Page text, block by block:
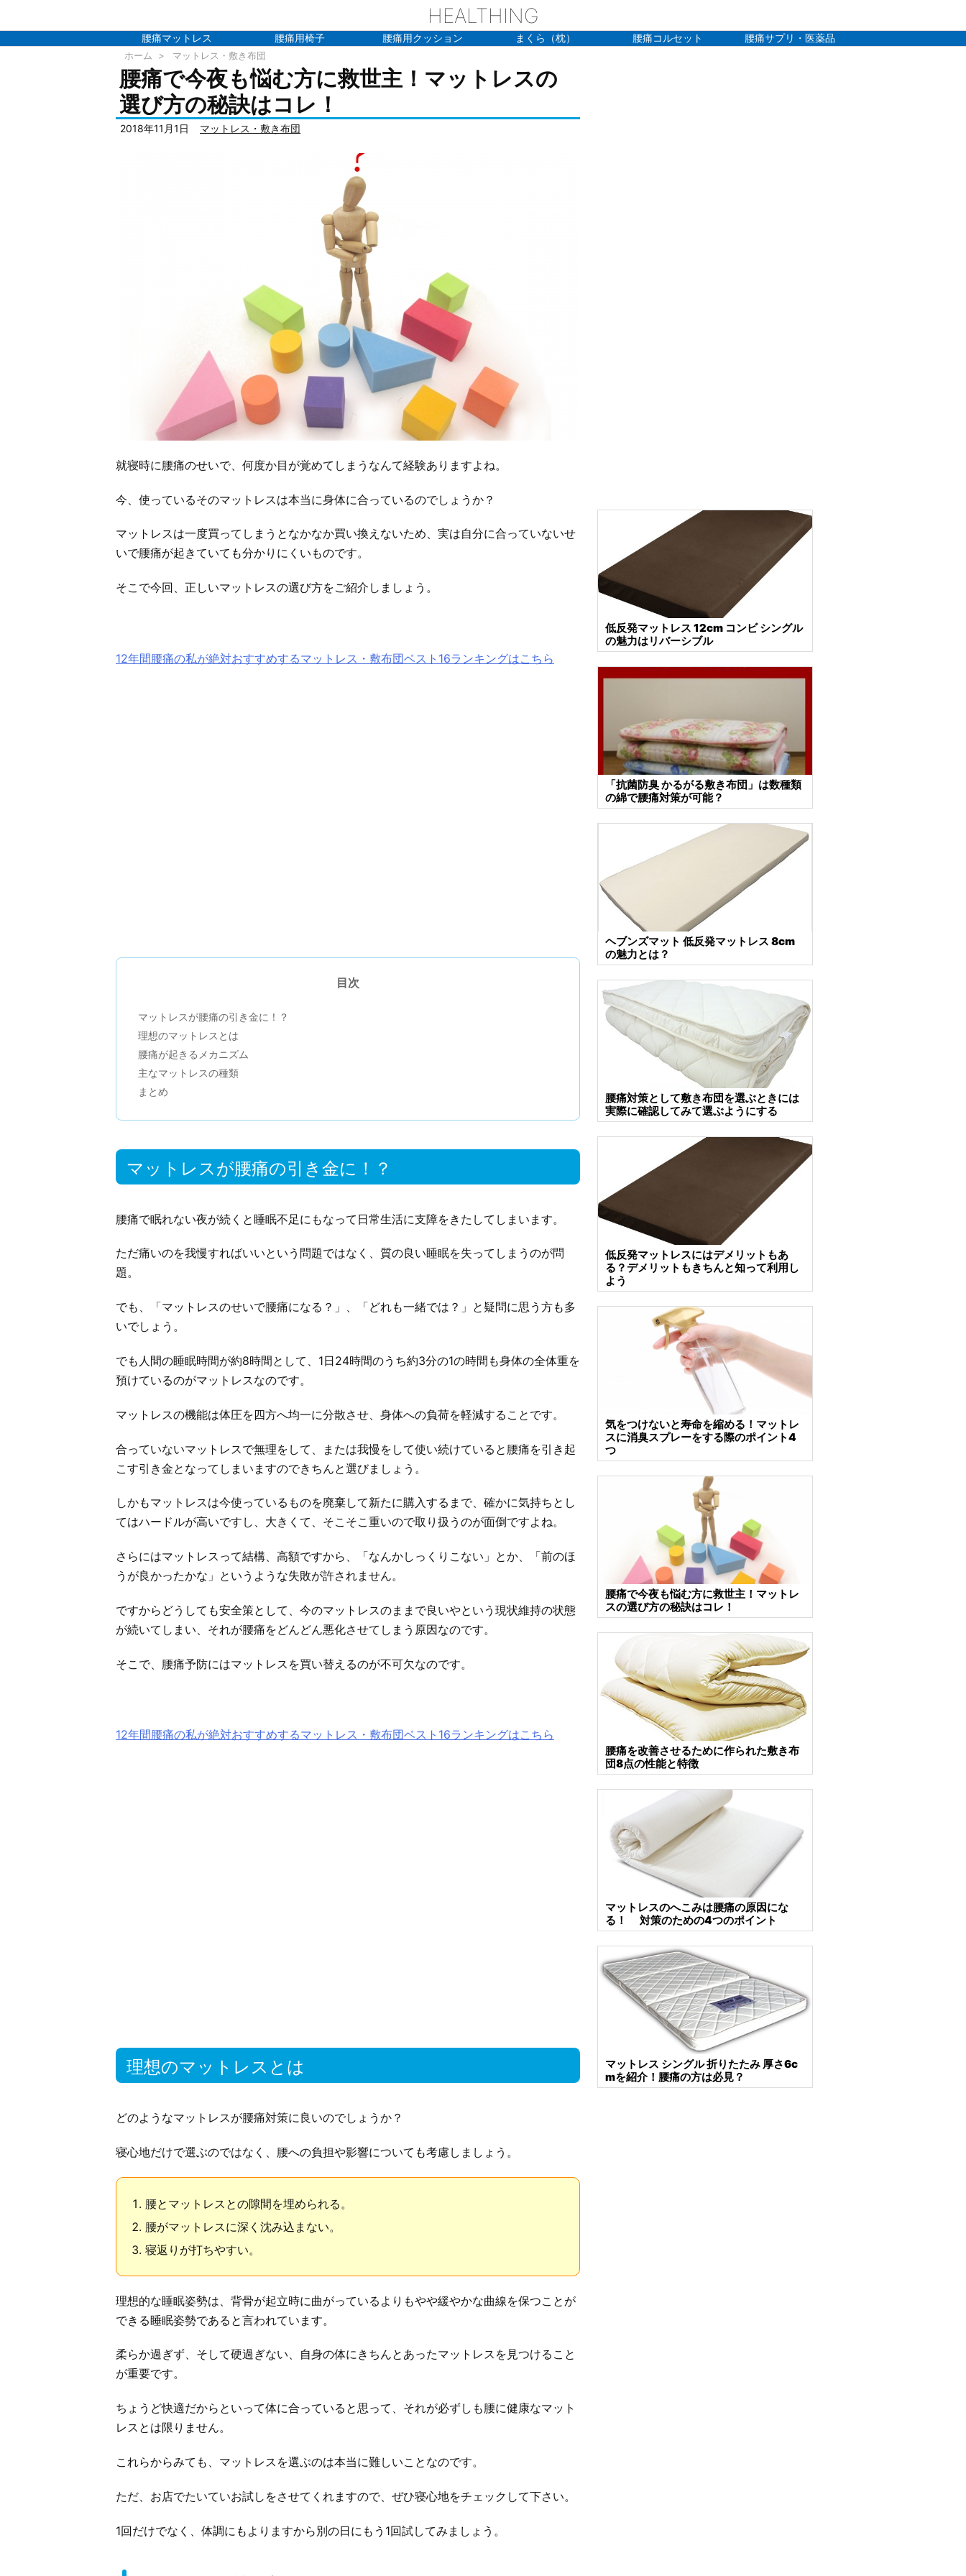
HEALTHING
腰痛マットレス 腰痛用椅子 腰痛用クッション まくら（枕） 腰痛コルセット 腰痛サプリ・医薬品
ホーム > マットレス・敷き布団
腰痛で今夜も悩む方に救世主！マットレスの
選び方の秘訣はコレ！
2018年11月1日 マットレス・敷き布団
就寝時に腰痛のせいで、何度か目が覚めてしまうなんて経験ありますよね。
今、使っているそのマットレスは本当に身体に合っているのでしょうか？
マットレスは一度買ってしまうとなかなか買い換えないため、実は自分に合っていないせ
いで腰痛が起きていても分かりにくいものです。
そこで今回、正しいマットレスの選び方をご紹介しましょう。
12年間腰痛の私が絶対おすすめするマットレス・敷布団ベスト16ランキングはこちら
目次
マットレスが腰痛の引き金に！？
理想のマットレスとは
腰痛が起きるメカニズム
主なマットレスの種類
まとめ
マットレスが腰痛の引き金に！？
腰痛で眠れない夜が続くと睡眠不足にもなって日常生活に支障をきたしてしまいます。
ただ痛いのを我慢すればいいという問題ではなく、質の良い睡眠を失ってしまうのが問
題。
でも、「マットレスのせいで腰痛になる？」、「どれも一緒では？」と疑問に思う方も多
いでしょう。
でも人間の睡眠時間が約8時間として、1日24時間のうち約3分の1の時間も身体の全体重を
預けているのがマットレスなのです。
マットレスの機能は体圧を四方へ均一に分散させ、身体への負荷を軽減することです。
合っていないマットレスで無理をして、または我慢をして使い続けていると腰痛を引き起
こす引き金となってしまいますのできちんと選びましょう。
しかもマットレスは今使っているものを廃棄して新たに購入するまで、確かに気持ちとし
てはハードルが高いですし、大きくて、そこそこ重いので取り扱うのが面倒ですよね。
さらにはマットレスって結構、高額ですから、「なんかしっくりこない」とか、「前のほ
うが良かったかな」というような失敗が許されません。
ですからどうしても安全策として、今のマットレスのままで良いやという現状維持の状態
が続いてしまい、それが腰痛をどんどん悪化させてしまう原因なのです。
そこで、腰痛予防にはマットレスを買い替えるのが不可欠なのです。
12年間腰痛の私が絶対おすすめするマットレス・敷布団ベスト16ランキングはこちら
理想のマットレスとは
どのようなマットレスが腰痛対策に良いのでしょうか？
寝心地だけで選ぶのではなく、腰への負担や影響についても考慮しましょう。
腰とマットレスとの隙間を埋められる。
腰がマットレスに深く沈み込まない。
寝返りが打ちやすい。
理想的な睡眠姿勢は、背骨が起立時に曲がっているよりもやや緩やかな曲線を保つことが
できる睡眠姿勢であると言われています。
柔らか過ぎず、そして硬過ぎない、自身の体にきちんとあったマットレスを見つけること
が重要です。
ちょうど快適だからといって体に合っていると思って、それが必ずしも腰に健康なマット
レスとは限りません。
これらからみても、マットレスを選ぶのは本当に難しいことなのです。
ただ、お店でたいていお試しをさせてくれますので、ぜひ寝心地をチェックして下さい。
1回だけでなく、体調にもよりますから別の日にもう1回試してみましょう。
低反発マットレス 12cm コンビ シングル
の魅力はリバーシブル
「抗菌防臭 かるがる敷き布団」は数種類
の綿で腰痛対策が可能？
ヘブンズマット 低反発マットレス 8cm
の魅力とは？
腰痛対策として敷き布団を選ぶときには
実際に確認してみて選ぶようにする
低反発マットレスにはデメリットもあ
る？デメリットもきちんと知って利用し
よう
気をつけないと寿命を縮める！マットレ
スに消臭スプレーをする際のポイント4
つ
腰痛で今夜も悩む方に救世主！マットレ
スの選び方の秘訣はコレ！
腰痛を改善させるために作られた敷き布
団8点の性能と特徴
マットレスのへこみは腰痛の原因にな
る！ 対策のための4つのポイント
マットレス シングル 折りたたみ 厚さ6c
mを紹介！腰痛の方は必見？